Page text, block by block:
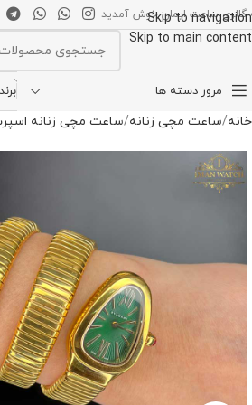
Skip to navigation
Skip to main content
گالری ساعت ایمان خوش آمدید
مرور دسته ها
خانه ساعت مچی زنانه ساعت مچی زنانه